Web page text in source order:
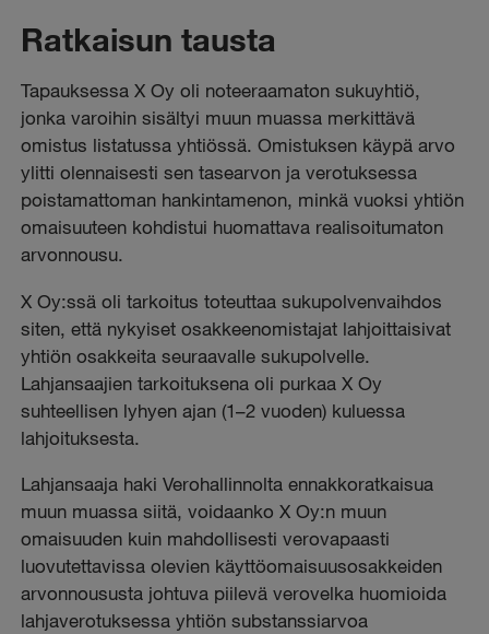
Ratkaisun tausta
Tapauksessa X Oy oli noteeraamaton sukuyhtiö,
jonka varoihin sisältyi muun muassa merkittävä
omistus listatussa yhtiössä. Omistuksen käypä arvo
ylitti olennaisesti sen tasearvon ja verotuksessa
poistamattoman hankintamenon, minkä vuoksi yhtiön
omaisuuteen kohdistui huomattava realisoitumaton
arvonnousu.
X Oy:ssä oli tarkoitus toteuttaa sukupolvenvaihdos
siten, että nykyiset osakkeenomistajat lahjoittaisivat
yhtiön osakkeita seuraavalle sukupolvelle.
Lahjansaajien tarkoituksena oli purkaa X Oy
suhteellisen lyhyen ajan (1–2 vuoden) kuluessa
lahjoituksesta.
Lahjansaaja haki Verohallinnolta ennakkoratkaisua
muun muassa siitä, voidaanko X Oy:n muun
omaisuuden kuin mahdollisesti verovapaasti
luovutettavissa olevien käyttöomaisuusosakkeiden
arvonnoususta johtuva piilevä verovelka huomioida
lahjaverotuksessa yhtiön substanssiarvoa